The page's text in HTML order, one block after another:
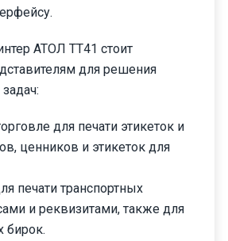
АТОЛ ТТ41 стоит
для решения
для печати этикеток и
ценников и этикеток для
печати транспортных
и реквизитами, также для
бирок.